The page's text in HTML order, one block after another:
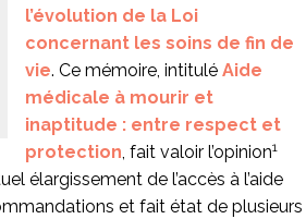
l’évolution de la Loi
concernant les soins de fin de
vie. Ce mémoire, intitulé Aide
médicale à mourir et
inaptitude : entre respect et
protection , fait valoir l’opinion1
élargissement de l’accès à l’aide
et fait état de plusieurs